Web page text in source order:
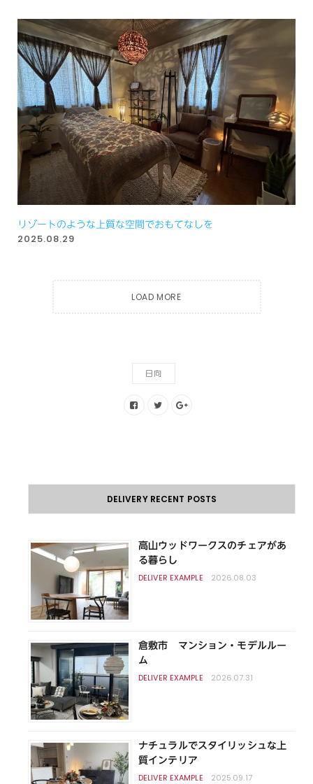
リゾートのような上質な空間でおもてなしを
2025.08.29
LOAD MORE
日向
DELIVERY RECENT POSTS
高山ウッドワークスのチェアがあ
る暮らし
2026.08.03
倉敷市 マンション・モデルルー
ム
2026.07.31
ナチュラルでスタイリッシュな上
質インテリア
2025.09.17